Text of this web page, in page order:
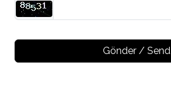
Gönder / Send